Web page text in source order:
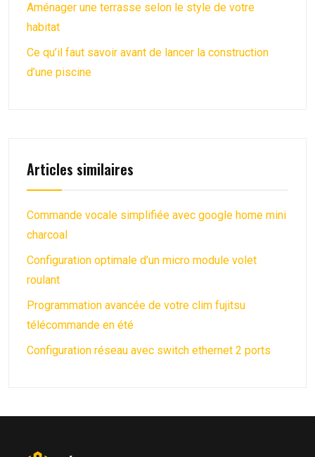
Aménager une terrasse selon le style de votre
habitat
Ce qu’il faut savoir avant de lancer la construction
d’une piscine
Articles similaires
Commande vocale simplifiée avec google home mini
charcoal
Configuration optimale d’un micro module volet
roulant
Programmation avancée de votre clim fujitsu
télécommande en été
Configuration réseau avec switch ethernet 2 ports